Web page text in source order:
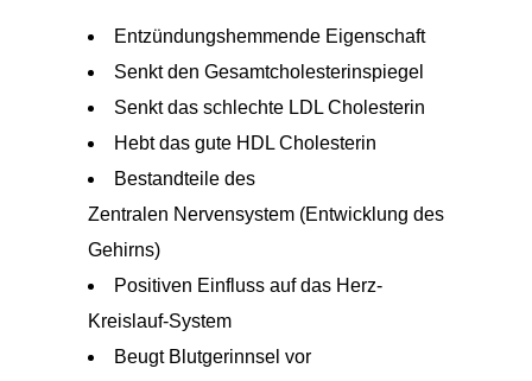
Entzündungshemmende Eigenschaft
Senkt den Gesamtcholesterinspiegel
Senkt das schlechte LDL Cholesterin
Hebt das gute HDL Cholesterin
Bestandteile des
Zentralen Nervensystem (Entwicklung des
Gehirns)
Positiven Einfluss auf das Herz-
Kreislauf-System
Beugt Blutgerinnsel vor